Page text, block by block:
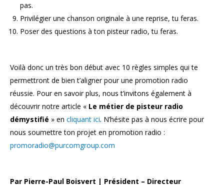
pas.
Privilégier une chanson originale à une reprise, tu feras.
Poser des questions à ton pisteur radio, tu feras.
Voilà donc un très bon début avec 10 règles simples qui te
permettront de bien t’aligner pour une promotion radio
réussie. Pour en savoir plus, nous t’invitons également à
découvrir notre article « Le métier de pisteur radio
démystifié » en cliquant ici. N’hésite pas à nous écrire pour
nous soumettre ton projet en promotion radio :
promoradio@purcomgroup.com
Par Pierre-Paul Boisvert | Président – Directeur